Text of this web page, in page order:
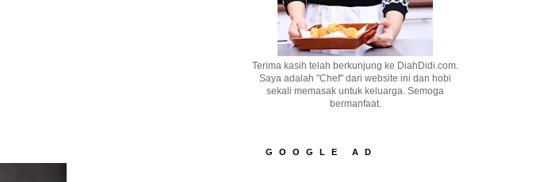
Terima kasih telah berkunjung ke DiahDidi.com.
Saya adalah "Chef" dari website ini dan hobi
sekali memasak untuk keluarga. Semoga
bermanfaat.
GOOGLE AD